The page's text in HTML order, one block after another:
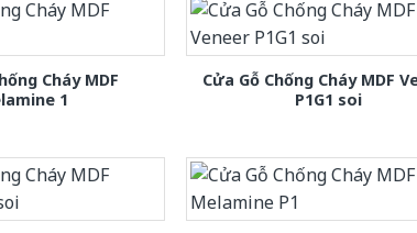
Cháy MDF
1
Cửa Gỗ Chống Cháy MDF
P1G1 soi